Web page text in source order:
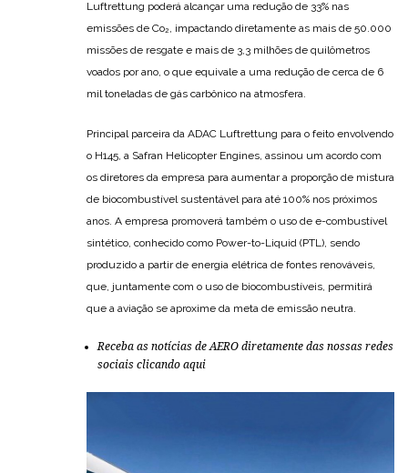
Luftrettung poderá alcançar uma redução de 33% nas
emissões de Co₂, impactando diretamente as mais de 50.000
missões de resgate e mais de 3,3 milhões de quilômetros
voados por ano, o que equivale a uma redução de cerca de 6
mil toneladas de gás carbônico na atmosfera.
Principal parceira da ADAC Luftrettung para o feito envolvendo
o H145, a Safran Helicopter Engines, assinou um acordo com
os diretores da empresa para aumentar a proporção de mistura
de biocombustível sustentável para até 100% nos próximos
anos. A empresa promoverá também o uso de e-combustível
sintético, conhecido como Power-to-Liquid (PTL), sendo
produzido a partir de energia elétrica de fontes renováveis,
que, juntamente com o uso de biocombustíveis, permitirá
que a aviação se aproxime da meta de emissão neutra.
Receba as notícias de AERO diretamente das nossas redes
sociais clicando aqui